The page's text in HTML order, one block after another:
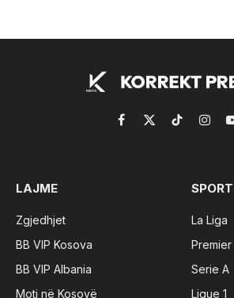
Facebook
X
TikTok
LAJME
Zgjedhjet
BB VIP Kosova
BB VIP Albania
Moti në Kosovë
La Liga
Serie A
Ligue 1